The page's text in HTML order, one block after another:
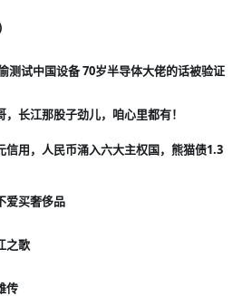
测试中国设备 70岁半导体大佬的话被验证
，长江那股子劲儿，咱心里都有！
信用，人民币涌入六大主权国，熊猫债1.3
爱买奢侈品
之歌
传